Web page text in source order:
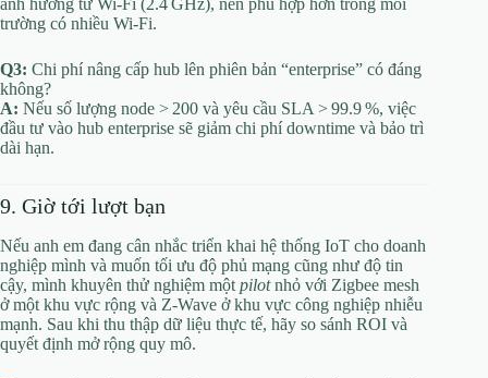
trường có nhiều Wi‑Fi.
Q3: Chi phí nâng cấp hub lên phiên bản “enterprise” có đáng
không?
A: Nếu số lượng node > 200 và yêu cầu SLA > 99.9 %, việc
đầu tư vào hub enterprise sẽ giảm chi phí downtime và bảo trì
dài hạn.
9. Giờ tới lượt bạn
Nếu anh em đang cân nhắc triển khai hệ thống IoT cho doanh
nghiệp mình và muốn tối ưu độ phủ mạng cũng như độ tin
cậy, mình khuyên thử nghiệm một pilotnhỏ với Zigbee mesh
ở một khu vực rộng và Z‑Wave ở khu vực công nghiệp nhiễu
mạnh. Sau khi thu thập dữ liệu thực tế, hãy so sánh ROI và
quyết định mở rộng quy mô.